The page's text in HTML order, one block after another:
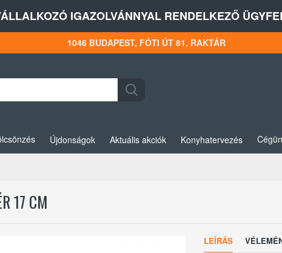
IGAZOLVÁNNYAL RENDELKEZŐ
1046 BUDAPEST, FÓTI ÚT 81. RAKTÁR
Újdonságok Aktuális akciók Konyhatervezés
17 CM
LEÍRÁS